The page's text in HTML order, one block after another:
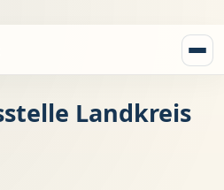
Landkreis